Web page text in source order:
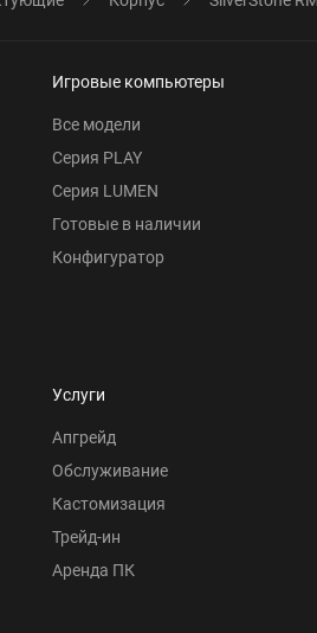
Игровые компьютеры
Все модели
Серия PLAY
Серия LUMEN
Готовые в наличии
Конфигуратор
Услуги
Апгрейд
Обслуживание
Кастомизация
Трейд-ин
Аренда ПК